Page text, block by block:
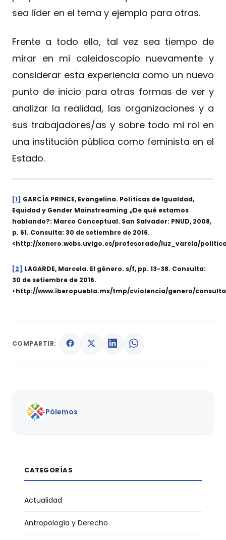
sea líder en el tema y ejemplo para otras.
Frente a todo ello, tal vez sea tiempo de
mirar en mi caleidoscopio nuevamente y
considerar esta experiencia como un nuevo
punto de inicio para otras formas de ver y
analizar la realidad, las organizaciones y a
sus trabajadores/as y sobre todo mi rol en
una institución pública como feminista en el
Estado.
[1] GARCÍA PRINCE, Evangelina. Políticas de Igualdad,
Equidad y Gender Mainstreaming ¿De qué estamos
hablando?: Marco Conceptual. San Salvador: PNUD, 2008,
p. 61. Consulta: 30 de setiembre de 2016.
<http://xenero.webs.uvigo.es/profesorado/luz_varela/
[2] LAGARDE, Marcela. El género. s/f, pp. 13-38. Consulta:
30 de setiembre de 2016.
<http://www.iberopuebla.mx/tmp/cviolencia/genero/
COMPARTIR:
Pólemos
CATEGORÍAS
Actualidad
Antropología y Derecho